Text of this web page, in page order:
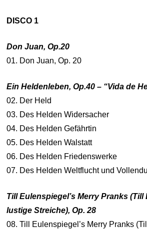
DISCO 1
Don Juan, Op.20
01. Don Juan, Op. 20
Ein Heldenleben, Op.40 – “Vida de
02. Der Held
03. Des Helden Widersacher
04. Des Helden Gefährtin
05. Des Helden Walstatt
06. Des Helden Friedenswerke
07. Des Helden Weltflucht und
Till Eulenspiegel’s Merry Pranks
lustige Streiche), Op. 28
08. Till Eulenspiegel’s Merry Pranks